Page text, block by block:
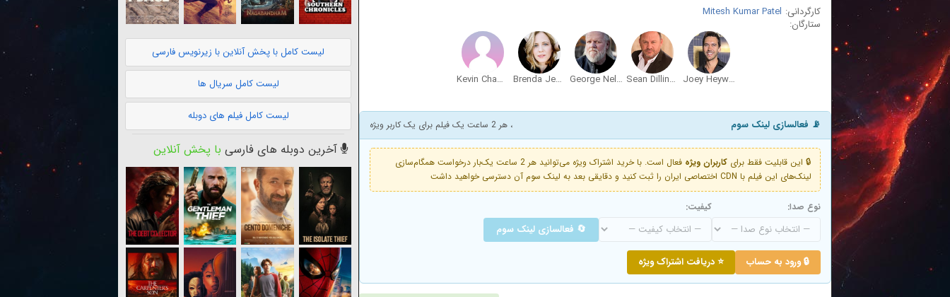
کارگردانی: Mitesh Kumar Patel
ستارگان:
Joey Heyworth
Sean Dillingham
George Nelson
Brenda Jean Foley
Kevin Champoux
📡 فعالسازی لینک سوم ، هر 2 ساعت یک فیلم برای یک کاربر ویژه
🔒 این قابلیت فقط برای کاربران ویژه
فعال است. با خرید اشتراک ویژه می‌توانید هر 2 ساعت یک‌بار درخواست همگام‌سازی
لینک‌های این فیلم با CDN اختصاصی ایران را ثبت کنید و دقایقی بعد به لینک سوم آن دسترسی خواهید داشت
نوع صدا: کیفیت:
🔄 فعالسازی لینک سوم
🔒 ورود به حساب ⭐ دریافت اشتراک ویژه
لیست کامل با پخش آنلاین با زیرنویس فارسی
لیست کامل سریال ها
لیست کامل فیلم های دوبله
آخرین دوبله های فارسی با پخش آنلاین